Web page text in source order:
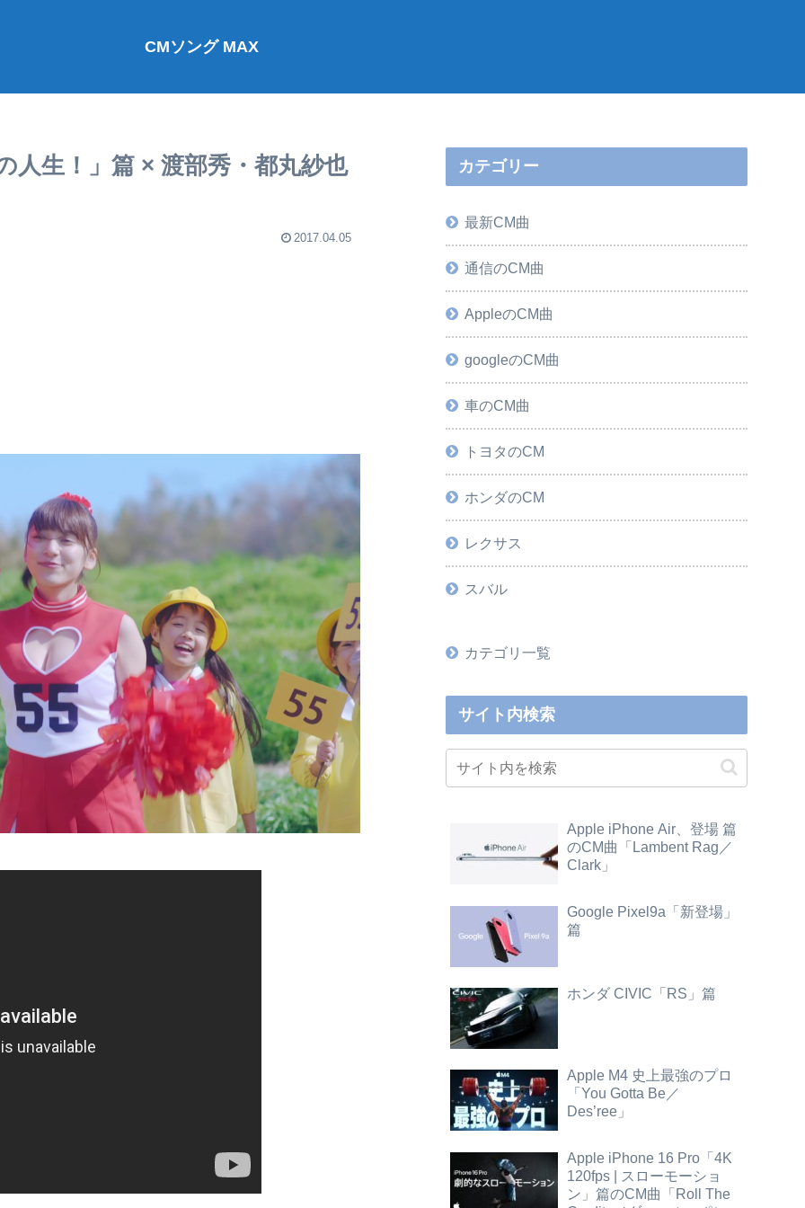
CMソング MAX
人生！」篇 × 渡部秀・都丸紗也
2017.04.05
カテゴリー
最新CM曲
通信のCM曲
AppleのCM曲
googleのCM曲
車のCM曲
トヨタのCM
ホンダのCM
レクサス
スバル
カテゴリ一覧
サイト内検索
Apple iPhone Air、登場 篇
のCM曲「Lambent Rag／
Clark」
Google Pixel9a「新登場」
篇
ホンダ CIVIC「RS」篇
Apple M4 史上最強のプロ
「You Gotta Be／
Des’ree」
Apple iPhone 16 Pro「4K
120fps | スローモーショ
ン」篇のCM曲「Roll The